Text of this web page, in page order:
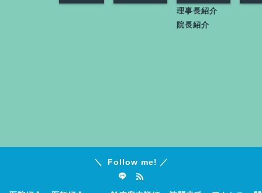
理事長紹介
院長紹介
Follow me!